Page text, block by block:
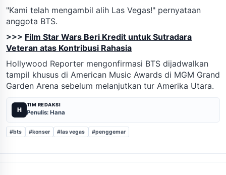
"Kami telah mengambil alih Las Vegas!" pernyataan
anggota BTS.
>>> Film Star Wars Beri Kredit untuk Sutradara
Veteran atas Kontribusi Rahasia
Hollywood Reporter mengonfirmasi BTS dijadwalkan
tampil khusus di American Music Awards di MGM Grand
Garden Arena sebelum melanjutkan tur Amerika Utara.
H
TIM REDAKSI
Penulis: Hana
#bts #konser #las vegas #penggemar